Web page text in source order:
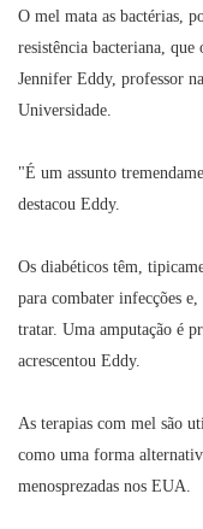
O mel mata as bactérias,
resistência bacteriana,
Jennifer Eddy, professor
Universidade.
"É um assunto
destacou Eddy.
Os diabéticos têm,
para combater infecções
tratar. Uma amputação é
acrescentou Eddy.
As terapias com mel são
como uma forma
menosprezadas nos EUA.